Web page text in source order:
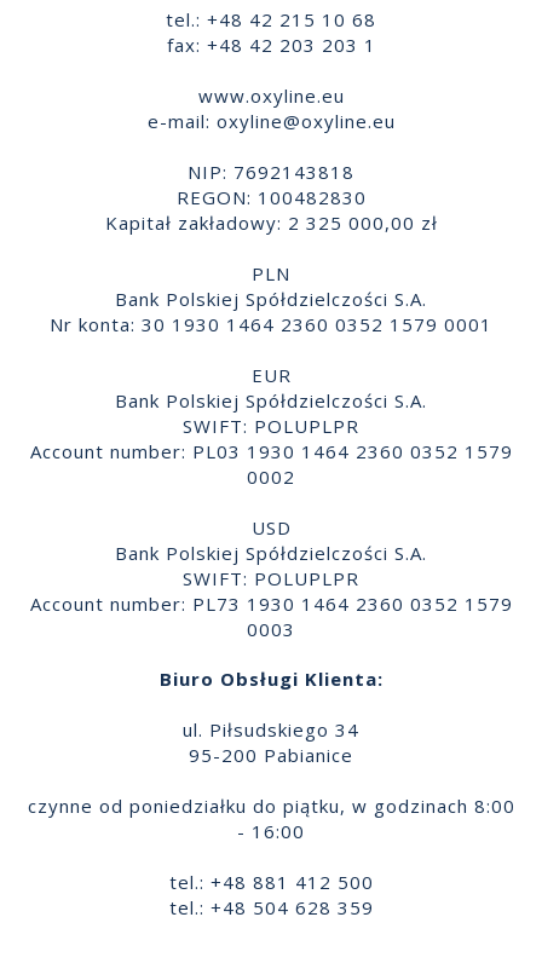
tel.: +48 42 215 10 68
fax: +48 42 203 203 1
www.oxyline.eu
e-mail: oxyline@oxyline.eu
NIP: 7692143818
REGON: 100482830
Kapitał zakładowy: 2 325 000,00 zł
PLN
Bank Polskiej Spółdzielczości S.A.
Nr konta: 30 1930 1464 2360 0352 1579 0001
EUR
Bank Polskiej Spółdzielczości S.A.
SWIFT: POLUPLPR
Account number: PL03 1930 1464 2360 0352 1579
0002
USD
Bank Polskiej Spółdzielczości S.A.
SWIFT: POLUPLPR
Account number: PL73 1930 1464 2360 0352 1579
0003
Biuro Obsługi Klienta:
ul. Piłsudskiego 34
95-200 Pabianice
czynne od poniedziałku do piątku, w godzinach 8:00
- 16:00
tel.: +48 881 412 500
tel.: +48 504 628 359